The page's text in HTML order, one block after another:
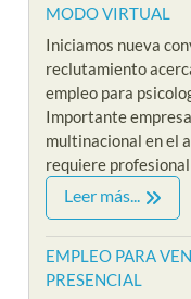
MODO VIRTUAL
Iniciamos nueva
reclutamiento
empleo para
Importante
multinacional en el
requiere
Leer más...
EMPLEO PARA
PRESENCIAL